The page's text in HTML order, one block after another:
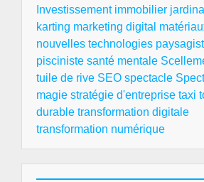
Investissement immobilier
karting marketing digital
nouvelles technologies
pisciniste santé mentale
tuile de rive SEO spectacle
magie stratégie d'entreprise taxi
durable transformation digitale
transformation numérique